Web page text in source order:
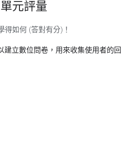
單元評量
得如何 (答對有分)！
建立數位問卷，用來收集使用者的回